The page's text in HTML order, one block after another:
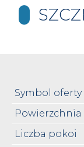
Symbol oferty
Powierzchnia
Liczba pokoi